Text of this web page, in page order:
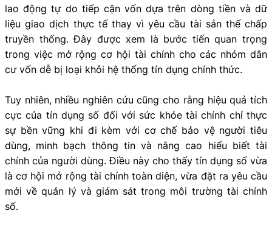
lao động tự do tiếp cận vốn dựa trên dòng tiền và dữ
liệu giao dịch thực tế thay vì yêu cầu tài sản thế chấp
truyền thống. Đây được xem là bước tiến quan trọng
trong việc mở rộng cơ hội tài chính cho các nhóm dân
cư vốn dễ bị loại khỏi hệ thống tín dụng chính thức.
Tuy nhiên, nhiều nghiên cứu cũng cho rằng hiệu quả tích
cực của tín dụng số đối với sức khỏe tài chính chỉ thực
sự bền vững khi đi kèm với cơ chế bảo vệ người tiêu
dùng, minh bạch thông tin và nâng cao hiểu biết tài
chính của người dùng. Điều này cho thấy tín dụng số vừa
là cơ hội mở rộng tài chính toàn diện, vừa đặt ra yêu cầu
mới về quản lý và giám sát trong môi trường tài chính
số.